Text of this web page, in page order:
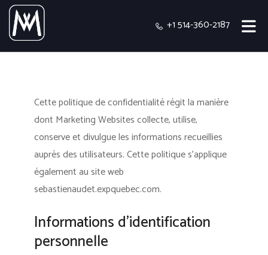
+1 514-360-2187
Cette politique de confidentialité régit la manière
dont Marketing Websites collecte, utilise,
conserve et divulgue les informations recueillies
auprès des utilisateurs.Cette politique s'applique
également au site web
sebastienaudet.expquebec.com.
Informations d’identification
personnelle